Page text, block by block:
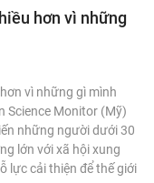
hơn vì những
vì những gì mình
Science Monitor (Mỹ)
những người dưới 30
lớn với xã hội xung
lực cải thiện để thế giới